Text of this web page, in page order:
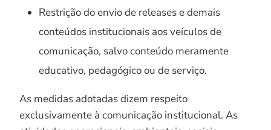
Restrição do envio de releases e demais
conteúdos institucionais aos veículos de
comunicação, salvo conteúdo meramente
educativo, pedagógico ou de serviço.
As medidas adotadas dizem respeito
exclusivamente à comunicação institucional. As